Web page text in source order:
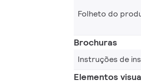
Folheto do
Brochuras
Instruções de
Elementos